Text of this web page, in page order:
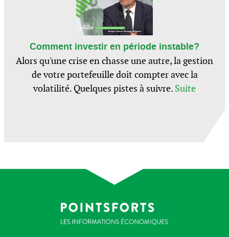
Comment investir en période instable?
Alors qu'une crise en chasse une autre, la gestion
de votre portefeuille doit compter avec la
volatilité. Quelques pistes à suivre. Suite